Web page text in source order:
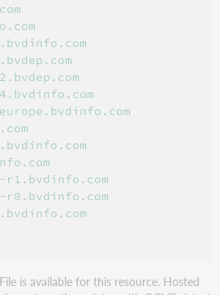
is available for this resource. Hosted